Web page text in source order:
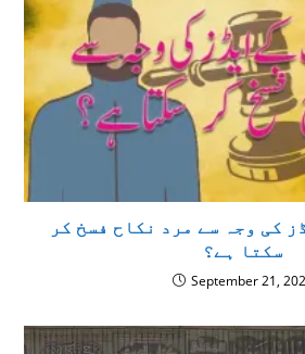
کی وجہ سے مرد نکاح فسخ كر
سكتا ہے؟
September 21,